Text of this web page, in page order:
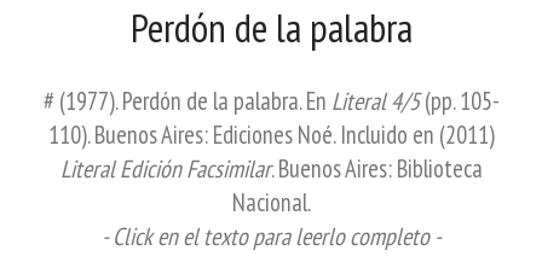
Perdón de la palabra
# (1977). Perdón de la palabra. En Literal 4/5(pp. 105-
110). Buenos Aires: Ediciones Noé. Incluido en (2011)
Literal Edición Facsimilar. Buenos Aires: Biblioteca
Nacional.
- Click en el texto para leerlo completo -